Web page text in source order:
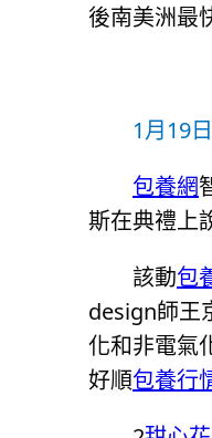
後南美洲最
1月19
包養網
斯在典禮上
該動包
design師王
化和非電氣
好順包養行